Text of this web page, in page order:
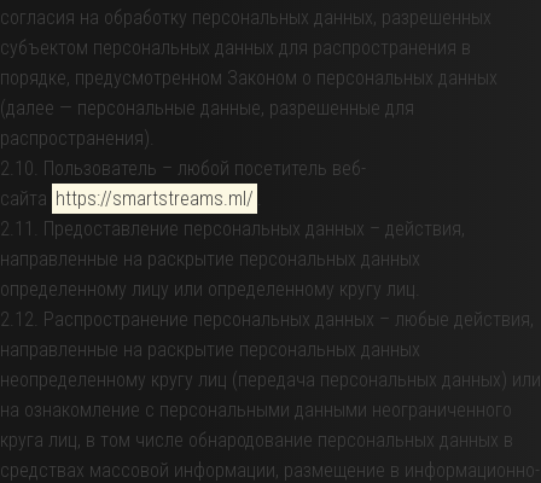
согласия на обработку персональных данных, разрешенных
субъектом персональных данных для распространения в
порядке, предусмотренном Законом о персональных данных
(далее — персональные данные, разрешенные для
распространения).
2.10. Пользователь – любой посетитель веб-
сайта https://smartstreams.ml/
2.11. Предоставление персональных данных – действия,
направленные на раскрытие персональных данных
определенному лицу или определенному кругу лиц.
2.12. Распространение персональных данных – любые действия,
направленные на раскрытие персональных данных
неопределенному кругу лиц (передача персональных данных) или
на ознакомление с персональными данными неограниченного
круга лиц, в том числе обнародование персональных данных в
средствах массовой информации, размещение в информационно-